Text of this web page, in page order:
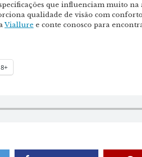
que influenciam muito
qualidade de visão com
Viallure e conte conosco para